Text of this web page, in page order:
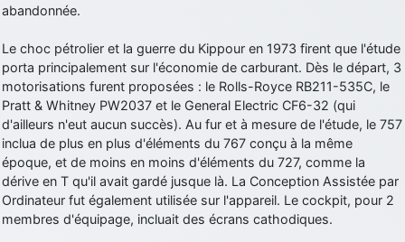
d9pouces: C'est plutôt après le lycée, voire après une prépa
yaellerigolow
: bonjour a tous je suis un élève de première
passionnée par l'aviation militaire , pourrais je savoir que faire après
le lycée pour s'orienter et pouvoir devenir officier de l'armée de l'air?
d9pouces: lesquels, par exemple ?
mahmoud: bonsoir, très instructif ce site .mais nous aimerions avoir
les photo des anciens appareils de l'armée de l'air de la haute -volta
d9pouces : Ça me casse quand même bien les pieds, j’avoue
jericho: Pour moi tout est à nouveau OK dirait-on… Merci à toi.
abandonnée.
Le choc pétrolier et la guerre du Kippour en 1973 firent que l'étude
porta principalement sur l'économie de carburant. Dès le départ, 3
motorisations furent proposées : le Rolls-Royce RB211-535C, le
Pratt & Whitney PW2037 et le General Electric CF6-32 (qui
d'ailleurs n'eut aucun succès). Au fur et à mesure de l'étude, le 757
inclua de plus en plus d'éléments du 767 conçu à la même
époque, et de moins en moins d'éléments du 727, comme la
dérive en T qu'il avait gardé jusque là. La Conception Assistée par
Ordinateur fut également utilisée sur l'appareil. Le cockpit, pour 2
membres d'équipage, incluait des écrans cathodiques.